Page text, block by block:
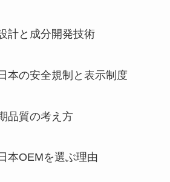
計と成分開発技術
本の安全規制と表示制度
品質の考え方
本OEMを選ぶ理由